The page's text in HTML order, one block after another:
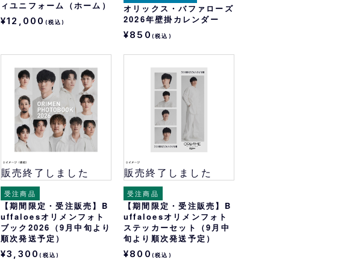
ィユニフォーム（ホーム）
¥12,000 (税込)
オリックス・バファローズ
2026年壁掛カレンダー
¥850 (税込)
販売終了しました
受注商品
【期間限定・受注販売】B
uffaloesオリメンフォト
ブック2026（9月中旬より
順次発送予定）
¥3,300(税込)
販売終了しました
受注商品
【期間限定・受注販売】B
uffaloesオリメンフォト
ステッカーセット（9月中
旬より順次発送予定）
¥800 (税込)